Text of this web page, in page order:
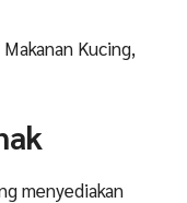
Kucing,
menyediakan